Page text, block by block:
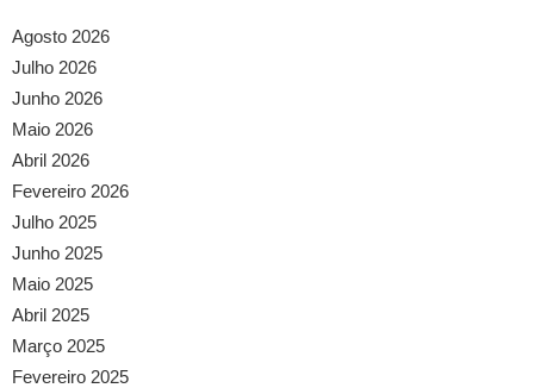
Agosto 2026
Julho 2026
Junho 2026
Maio 2026
Abril 2026
Fevereiro 2026
Julho 2025
Junho 2025
Maio 2025
Abril 2025
Março 2025
Fevereiro 2025